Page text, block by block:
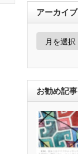
アーカイブ
お勧め記事